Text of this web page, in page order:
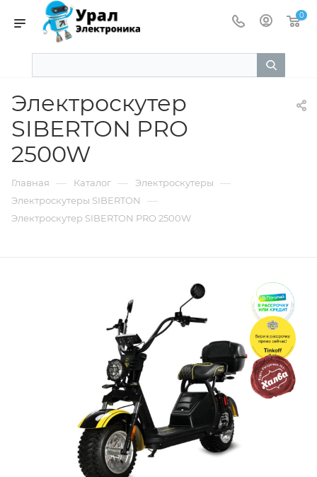
0
Электроскутер
SIBERTON PRO
2500W
Главная — Каталог — Электроскутеры —
Электроскутеры SIBERTON —
Электроскутер SIBERTON PRO 2500W